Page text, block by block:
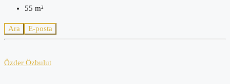
55 m²
Ara E-posta
Özder Özbulut